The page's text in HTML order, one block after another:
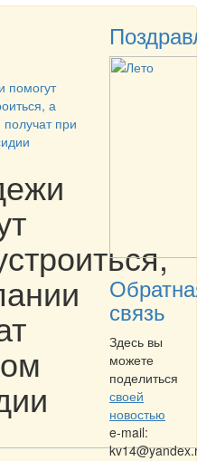
помогут
а
при
связь
Здесь вы
можете
поделиться
своей
новостью
e-mail: